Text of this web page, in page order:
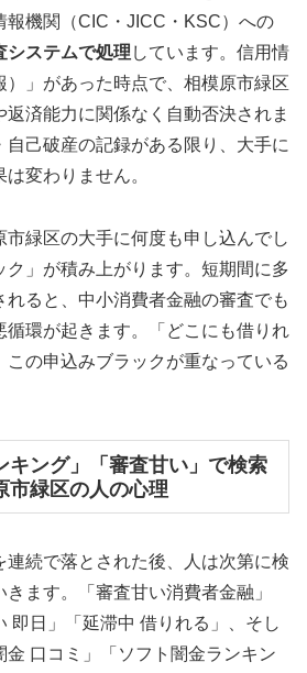
報機関（CIC・JICC・KSC）への
システムで処理 しています。信用情
）」があった時点で、相模原市緑区
済能力に関係なく自動否決されま
己破産の記録がある限り、大手に
変わりません。
市緑区の大手に何度も申し込んでし
ク」が積み上がります。短期間に多
ると、中小消費者金融の審査でも
循環が起きます。「どこにも借りれ
この申込みブラックが重なっている
キング」「審査甘い」で検索
市緑区の人の心理
連続で落とされた後、人は次第に検
ます。「審査甘い消費者金融」
即日」「延滞中 借りれる」、そし
金 口コミ」「ソフト闇金ランキン